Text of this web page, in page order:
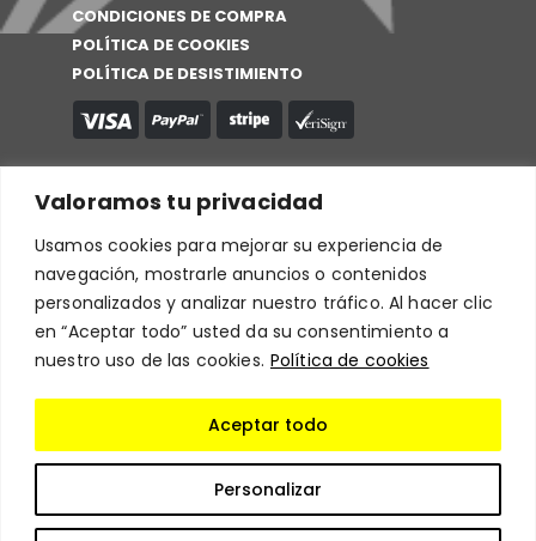
Valoramos tu privacidad
Usamos cookies para mejorar su experiencia de
navegación, mostrarle anuncios o contenidos
personalizados y analizar nuestro tráfico. Al hacer clic
en “Aceptar todo” usted da su consentimiento a
nuestro uso de las cookies. Política de cookies
Personalizar
Aceptar todo
CONDICIONES DE COMPRA
POLÍTICA DE COOKIES
POLÍTICA DE DESISTIMIENTO